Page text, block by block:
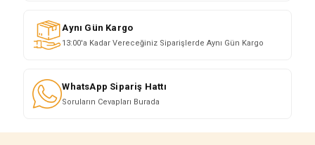
Aynı Gün Kargo
13:00'a Kadar Vereceğiniz Siparişlerde Aynı Gün Kargo
WhatsApp Sipariş Hattı
Soruların Cevapları Burada